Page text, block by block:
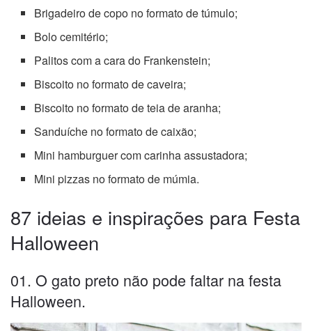
Brigadeiro de copo no formato de túmulo;
Bolo cemitério;
Palitos com a cara do Frankenstein;
Biscoito no formato de caveira;
Biscoito no formato de teia de aranha;
Sanduíche no formato de caixão;
Mini hamburguer com carinha assustadora;
Mini pizzas no formato de múmia.
87 ideias e inspirações para Festa
Halloween
01. O gato preto não pode faltar na festa
Halloween.